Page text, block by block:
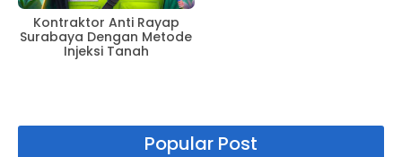
Kontraktor Anti Rayap
Surabaya Dengan Metode
Injeksi Tanah
Popular Post